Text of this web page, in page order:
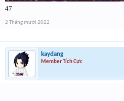
47
2 Tháng mười 2022
kaydang
Member Tích Cực